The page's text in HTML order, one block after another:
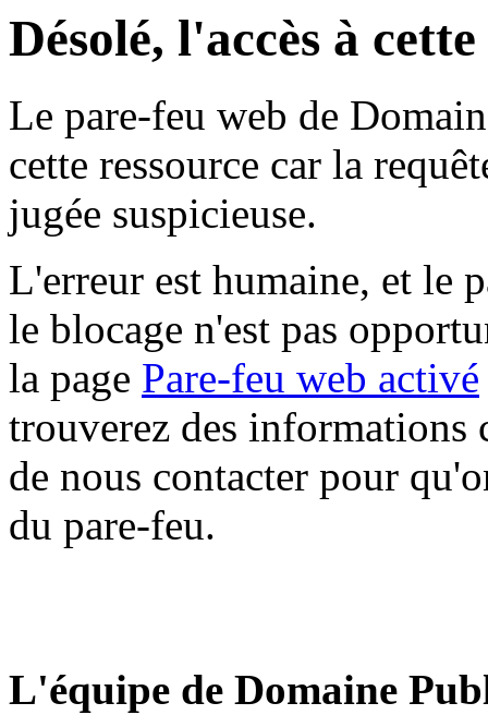
Désolé, l'accès à
Le pare-feu web de
cette ressource car la
jugée suspicieuse.
L'erreur est humaine, et le
le blocage n'est pas
la page Pare-feu web activé
trouverez des informations
de nous contacter pour
du pare-feu.
L'équipe de Domaine